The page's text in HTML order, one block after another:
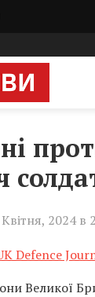
2024 в
Defence
Великої